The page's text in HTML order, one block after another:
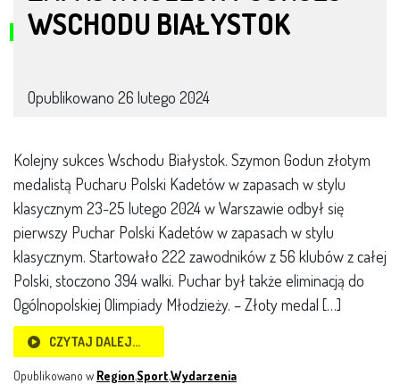
WSCHODU BIAŁYSTOK
Opublikowano 26 lutego 2024
Kolejny sukces Wschodu Białystok. Szymon Godun złotym
medalistą Pucharu Polski Kadetów w zapasach w stylu
klasycznym 23-25 lutego 2024 w Warszawie odbył się
pierwszy Puchar Polski Kadetów w zapasach w stylu
klasycznym. Startowało 222 zawodników z 56 klubów z całej
Polski, stoczono 394 walki. Puchar był także eliminacją do
Ogólnopolskiej Olimpiady Młodzieży. – Złoty medal […]
CZYTAJ DALEJ…
Opublikowano w Region,Sport,Wydarzenia